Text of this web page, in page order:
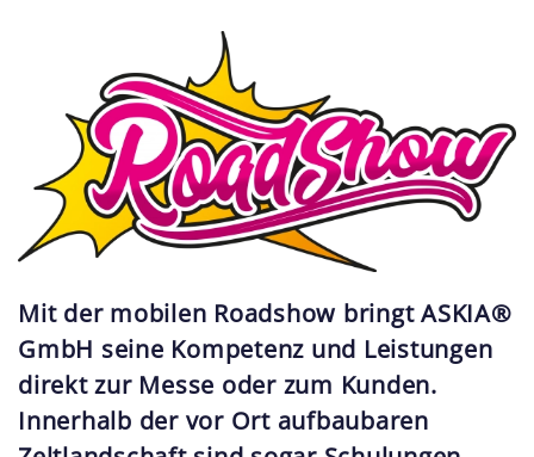
Mit der mobilen Roadshow bringt ASKIA®
GmbH seine Kompetenz und Leistungen
direkt zur Messe oder zum Kunden.
Innerhalb der vor Ort aufbaubaren